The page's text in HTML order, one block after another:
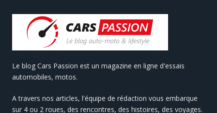
Le blog Cars Passion est un magazine en ligne d'essais
automobiles, motos.
A travers nos articles, l'équipe de rédaction vous embarque
sur 4 ou 2 roues, des rencontres, des histoires, des voyages.